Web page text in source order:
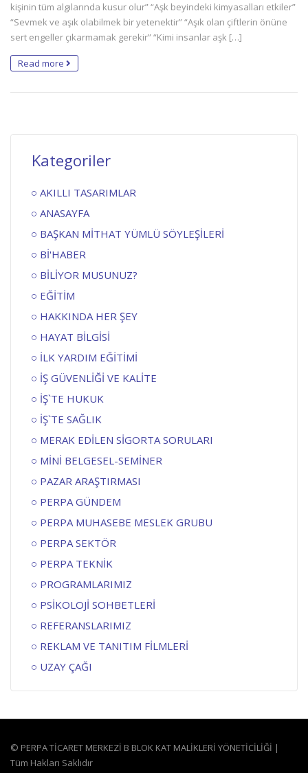
kişinin tüm algılarında kusur olur” “Aşk beyindeki kimyasalları etkiler”
“Sevmek ve aşık olabilmek bir yetenektir” “Aşık olan çiftlerin önüne
sert engeller çıkarmamak gerekir” “Kimi insanlar aşk […]
Read more
Kategoriler
AKILLI TASARIMLAR
ANASAYFA
BAŞKAN MİTHAT YÜMLÜ SÖYLEŞİLERİ
Bİ'HABER
BİLİYOR MUSUNUZ?
EĞİTİM
HAKKINDA HER ŞEY
HAYAT BİLGİSİ
İLK YARDIM EĞİTİMİ
İŞ GÜVENLİĞİ VE KALİTE
İŞ`TE HUKUK
İŞ`TE SAĞLIK
MERAK EDİLEN SİGORTA SORULARI
MİNİ BELGESEL-SEMİNER
PAZAR ARAŞTIRMASI
PERPA GÜNDEM
PERPA MUHASEBE MESLEK GRUBU
PERPA SEKTÖR
PERPA TEKNİK
PROGRAMLARIMIZ
PSİKOLOJİ SOHBETLERİ
REFERANSLARIMIZ
REKLAM VE TANITIM FİLMLERİ
UZAY ÇAĞI
© PERPA TİCARET MERKEZİ B BLOK KAT MALİKLERİ YÖNETİCİLİĞİ |
Tüm Hakları Saklıdır